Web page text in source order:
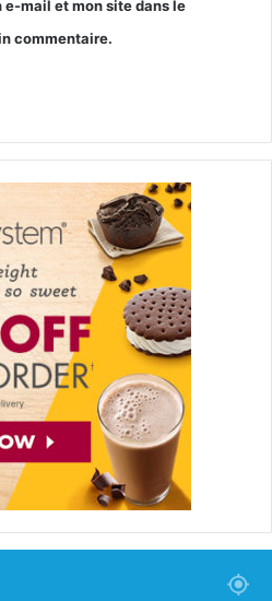
e-mail et mon site dans le
commentaire.